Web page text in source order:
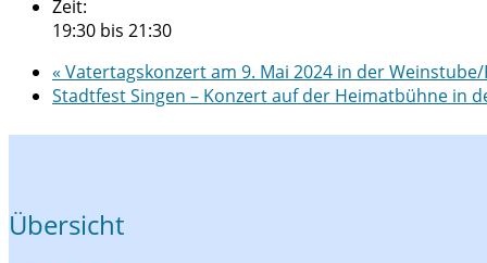
Zeit:
19:30 bis 21:30
« Vatertagskonzert am 9. Mai 2024 in der
Stadtfest Singen – Konzert auf der Heimatbühne in
Übersicht